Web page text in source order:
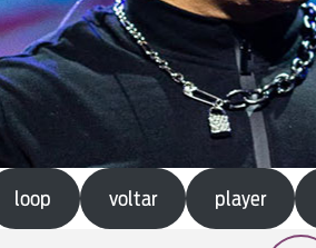
loop voltar player